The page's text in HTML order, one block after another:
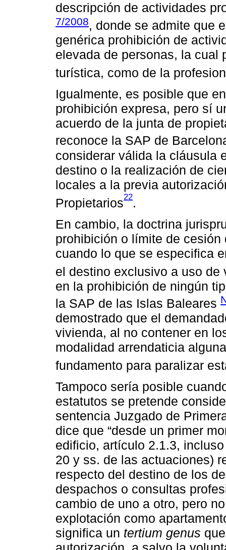
descripción de actividades
7/2008, donde se admite que
genérica prohibición de
elevada de personas, la cual
turística, como de la
Igualmente, es posible que
prohibición expresa, pero sí
acuerdo de la junta de
reconoce la SAP de
considerar válida la cláusula
destino o la realización de
locales a la previa
Propietarios22.
En cambio, la doctrina
prohibición o límite de
cuando lo que se especifica
el destino exclusivo a uso de
en la prohibición de ningún
la SAP de las Islas Baleares
demostrado que el
vivienda, al no contener en
modalidad arrendaticia
fundamento para paralizar
Tampoco sería posible
estatutos se pretende
sentencia Juzgado de
dice que “desde un primer
edificio, artículo 2.1.3,
20 y ss. de las actuaciones)
respecto del destino de los
despachos o consultas
cambio de uno a otro, pero
explotación como
significa un tertium genus